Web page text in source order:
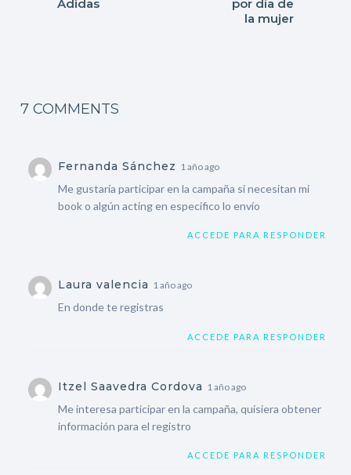
Adidas
por día de
la mujer
7 COMMENTS
Fernanda Sánchez 1 año ago
ACCEDE PARA RESPONDER
Me gustaría participar en la campaña si necesitan mi
book o algún acting en especifico lo envío
Laura valencia 1 año ago
ACCEDE PARA RESPONDER
En donde te registras
Itzel Saavedra Cordova 1 año ago
ACCEDE PARA RESPONDER
Me interesa participar en la campaña, quisiera obtener
información para el registro